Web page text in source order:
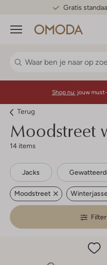
Gratis
Menu
Shop nu: jouw
Terug
Moodstreet
14 items
Jacks
Moodstreet